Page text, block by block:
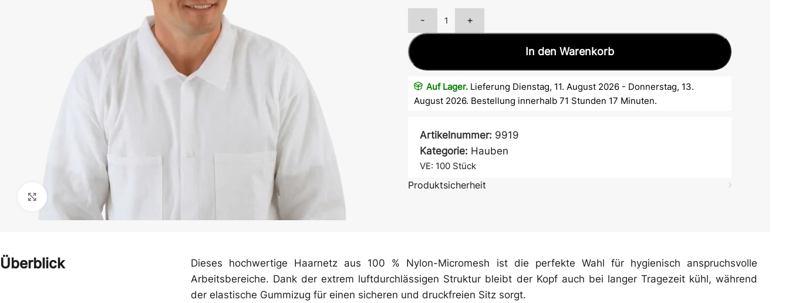
Atem- &
Ärmelschoner
Klick zum Vergrößern
- +
In den Warenkorb
Auf Lager. Lieferung Dienstag, 11. August 2026 - Donnerstag, 13.
August 2026. Bestellung innerhalb 71 Stunden 17 Minuten.
Artikelnummer: 9919
Kategorie: Hauben
VE: 100 Stück
Produktsicherheit
Überblick
Dieses hochwertige Haarnetz aus 100 % Nylon-Micromesh ist die perfekte Wahl für hygienisch anspruchsvolle
Arbeitsbereiche. Dank der extrem luftdurchlässigen Struktur bleibt der Kopf auch bei langer Tragezeit kühl, während
der elastische Gummizug für einen sicheren und druckfreien Sitz sorgt.